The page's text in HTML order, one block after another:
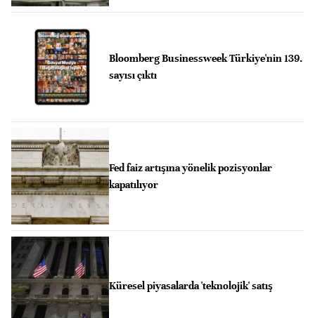
Bloomberg Businessweek Türkiye'nin 139.
sayısı çıktı
Fed faiz artışına yönelik pozisyonlar
kapatılıyor
Küresel piyasalarda 'teknolojik' satış